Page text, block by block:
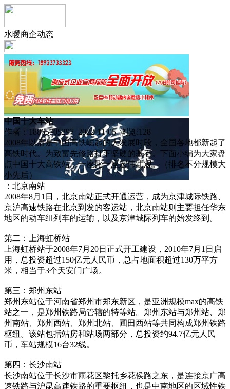
水暖商企动态
中国十大车站
作者：18865705297 2022-11-05 浏览:128
2008年以后是中国高铁崛起的大发展时段，全国各地都新起了
高铁时代。为致富先修路打下坚硬的基石。下面小编为大家盘
点中国十大高铁站，一座比一座宏伟壮观。（排名不分规模大
小先后）
：北京南站
2008年8月1日，北京南站正式开通运营，成为京津城际铁路、
京沪高速铁路在北京到发的客运站，北京南站则主要担任华东
地区的动车组列车的运输，以及京津城际列车的始发终到。
第二：上海虹桥站
上海虹桥站于2008年7月20日正式开工建设，2010年7月1日启
用，总投资超过150亿元人民币，总占地面积超过130万平方
米，相当于3个天安门广场。
第三：郑州东站
郑州东站位于河南省郑州市郑东新区，是亚洲规模max的高铁
站之一，是郑州铁路局管辖的特等站。郑州东站与郑州站、郑
州南站、郑州西站、郑州北站、圃田西站等共同构成郑州铁路
枢纽。该站包括站房和站场两部分，总投资约94.7亿元人民
币，车站规模16台32线。
第四：长沙南站
长沙南站位于长沙市雨花区黎托乡花侯路之东，是连接京广高
速铁路与沪昆高速铁路的重要枢纽，也是中南地区的区域性铁